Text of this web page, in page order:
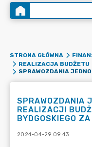
STRONA GŁÓWNA
REALIZACJA BUDŻETU
SPRAWOZDANIA
REALIZACJI
BYDGOSKIEGO
2024-04-29 09:43